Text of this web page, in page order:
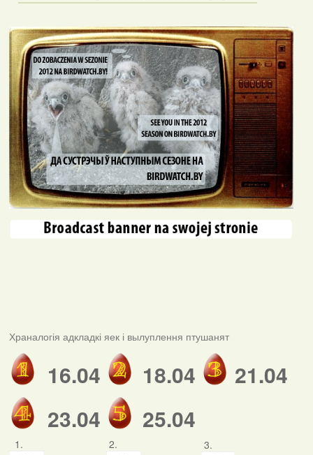
Храналогія адкладкі яек і вылуплення птушанят
16.04 18.04
21.04
23.04
25.04
1. 2. 3.